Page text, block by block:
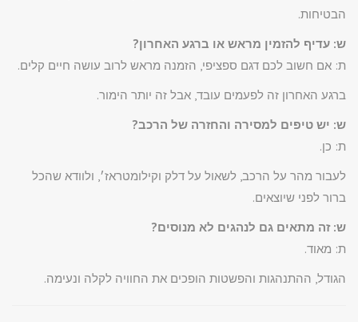
הבטיחות.
ש: עדיף להזמין מראש או ברגע האחרון?
ת: אם חשוב לכם דגם ספציפי, הזמנה מראש לרוב עושה חיים קלים.
ברגע האחרון זה לפעמים עובד, אבל זה יותר הימור.
ש: יש טיפים למסירה והחזרה של הרכב?
ת: כן.
לעבור מהר על הרכב, לשאול על דלק וקילומטראז׳, ולוודא שהכל
ברור לפני שיוצאים.
ש: זה מתאים גם לנהגים לא מנוסים?
ת: מאוד.
הגודל, ההתנהגות והפשטות הופכים את החוויה לקלה ונעימה.